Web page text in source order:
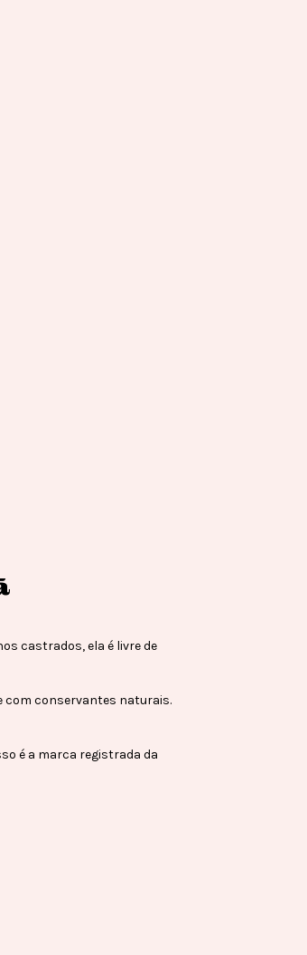
castrados, ela é livre de
com conservantes naturais.
é a marca registrada da